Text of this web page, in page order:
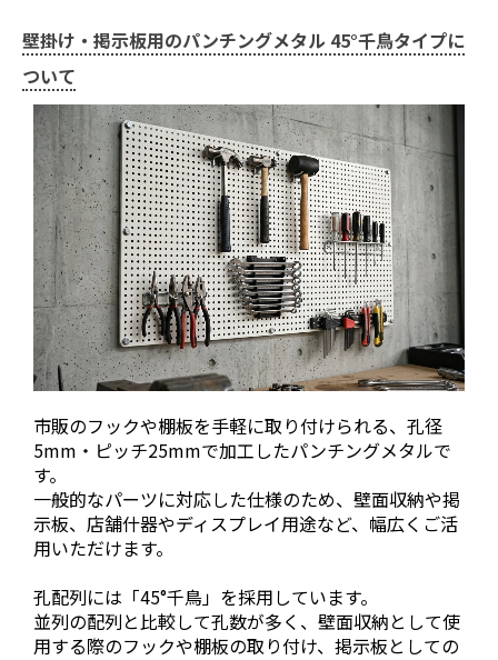
壁掛け・掲示板用のパンチングメタル 45°千鳥タイプに
ついて
市販のフックや棚板を手軽に取り付けられる、孔径
5mm・ピッチ25mmで加工したパンチングメタルで
す。
一般的なパーツに対応した仕様のため、壁面収納や掲
示板、店舗什器やディスプレイ用途など、幅広くご活
用いただけます。
孔配列には「45°千鳥」を採用しています。
並列の配列と比較して孔数が多く、壁面収納として使
用する際のフックや棚板の取り付け、掲示板としての